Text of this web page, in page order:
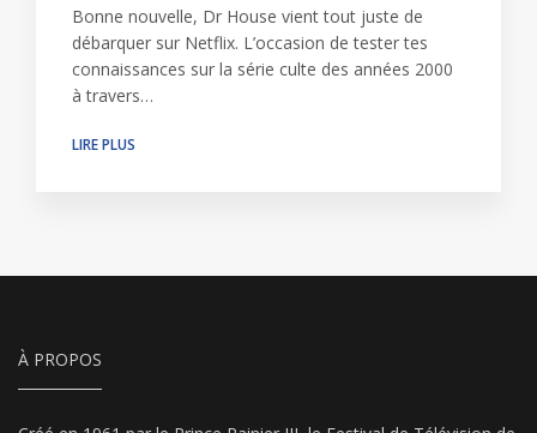
Bonne nouvelle, Dr House vient tout juste de
débarquer sur Netflix. L’occasion de tester tes
connaissances sur la série culte des années 2000
à travers…
LIRE PLUS
À PROPOS